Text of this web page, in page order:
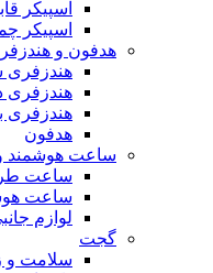
اسپیکر
اسپیکر
هدفون و
هندزفری
هندزفری
هندزفری
هدفون
ساعت هوشمند و
ساعت
ساعت
لوازم
گجت
سلامت و